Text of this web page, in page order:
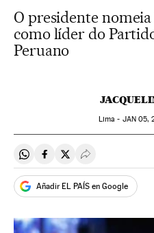
O presidente
como líder do
Peruano
Lima - JAN05,
Compartir en Whatsapp
Compartir en Facebook
Compartir en
Desplegar
Añadir EL PAÍS en Google